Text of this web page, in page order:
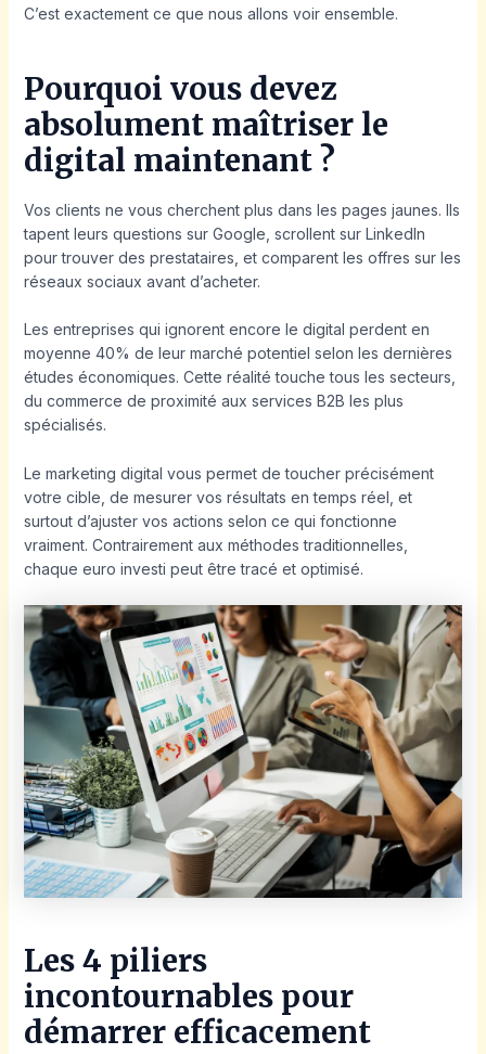
C’est exactement ce que nous allons voir ensemble.
Pourquoi vous devez
absolument maîtriser le
digital maintenant ?
Vos clients ne vous cherchent plus dans les pages jaunes. Ils
tapent leurs questions sur Google, scrollent sur LinkedIn
pour trouver des prestataires, et comparent les offres sur les
réseaux sociaux avant d’acheter.
Les entreprises qui ignorent encore le digital perdent en
moyenne 40% de leur marché potentiel selon les dernières
études économiques. Cette réalité touche tous les secteurs,
du commerce de proximité aux services B2B les plus
spécialisés.
Le marketing digital vous permet de toucher précisément
votre cible, de mesurer vos résultats en temps réel, et
surtout d’ajuster vos actions selon ce qui fonctionne
vraiment. Contrairement aux méthodes traditionnelles,
chaque euro investi peut être tracé et optimisé.
Les 4 piliers
incontournables pour
démarrer efficacement